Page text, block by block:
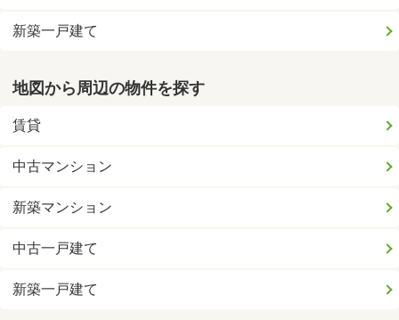
新築一戸建て
地図から周辺の物件を探す
賃貸
中古マンション
新築マンション
中古一戸建て
新築一戸建て